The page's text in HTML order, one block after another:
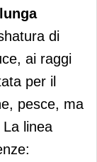
di
ai raggi
per il
pesce, ma
linea